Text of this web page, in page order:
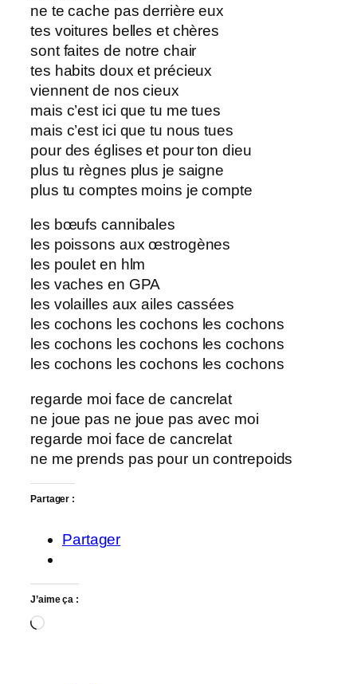
ne te cache pas derrière eux
tes voitures belles et chères
sont faites de notre chair
tes habits doux et précieux
viennent de nos cieux
mais c’est ici que tu me tues
mais c’est ici que tu nous tues
pour des églises et pour ton dieu
plus tu règnes plus je saigne
plus tu comptes moins je compte
les bœufs cannibales
les poissons aux œstrogènes
les poulet en hlm
les vaches en GPA
les volailles aux ailes cassées
les cochons les cochons les cochons
les cochons les cochons les cochons
les cochons les cochons les cochons
regarde moi face de cancrelat
ne joue pas ne joue pas avec moi
regarde moi face de cancrelat
ne me prends pas pour un contrepoids
Partager :
Partager
J’aime ça :
Chargement…